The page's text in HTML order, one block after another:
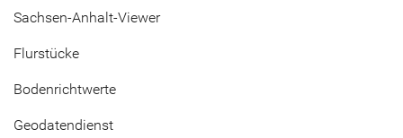
Sachsen-Anhalt-Viewer
Flurstücke
Bodenrichtwerte
Geodatendienst